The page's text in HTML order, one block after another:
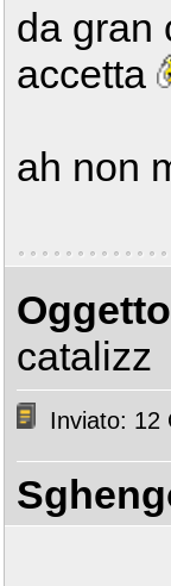
da gran
accetta
ah non
Oggetto
catalizz
Inviato: 12